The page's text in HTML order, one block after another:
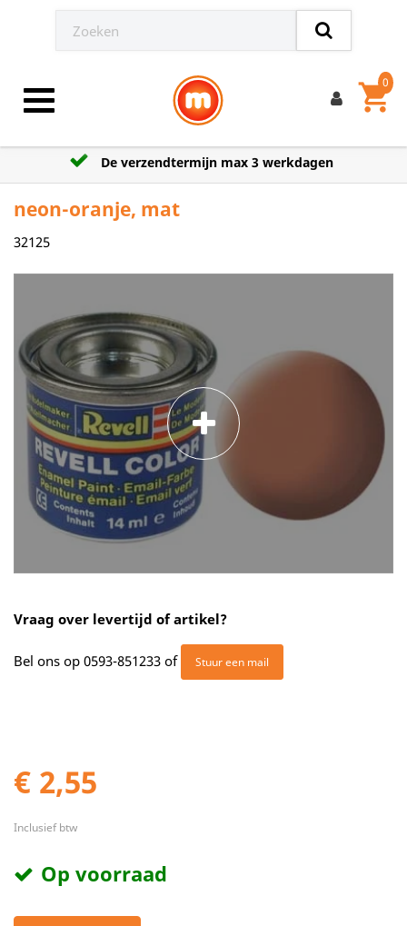
Toggle navigation shopping_cart
0
De verzendtermijn max 3 werkdagen
neon-oranje, mat
32125
Vraag over levertijd of artikel?
Bel ons op 0593-851233 of Stuur een mail
€ 2,55
Inclusief btw
Op voorraad